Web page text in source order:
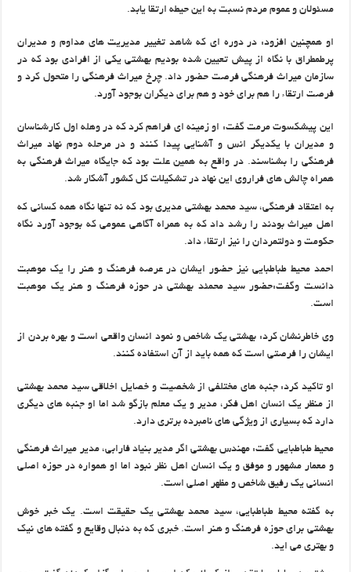
مسئولان و عموم مردم نسبت به این حیطه ارتقا یابد.
او همچنین افزود: در دوره ای که شاهد تغییر مدیریت های مداوم و مدیران
پرطمطراق با نگاه از پیش تعیین شده بودیم بهشتی یکی از افرادی بود که در
سازمان میراث فرهنگی فرصت حضور داد. چرخ میراث فرهنگی را متحول کرد و
فرصت ارتقاء را هم برای خود و هم برای دیگران بوجود آورد.
این پیشکسوت مرمت گفت: او زمینه ای فراهم کرد که در وهله اول کارشناسان
و مدیران با یکدیگر انس و آشنایی پیدا کنند و در مرحله دوم نهاد میراث
فرهنگی را بشناسند. در واقع به همین علت بود که جایگاه میراث فرهنگی به
همراه چالش های فراروی این نهاد در تشکیلات کل کشور آشکار شد.
به اعتقاد فرهنگی، سید محمد بهشتی مدیری بود که نه تنها نگاه همه کسانی که
اهل میراث بودند را رشد داد که به همراه آگاهی عمومی که بوجود آورد نگاه
حکومت و دولتمردان را نیز ارتقاء داد.
احمد محیط طباطبایی نیز حضور ایشان در عرصه فرهنگ و هنر را یک موهبت
دانست وگفت:حضور سید محمئد بهشتی در حوزه فرهنگ و هنر یک موهبت
است.
وی خاطرنشان کرد: بهشتی یک شاخص و نمود انسان واقعی است و بهره بردن از
ایشان را فرصتی است که همه باید از آن استفاده کنند.
او تاکید کرد: جنبه های مختلفی از شخصیت و خصایل اخلاقی سید محمد بهشتی
از منظر یک انسان اهل فکر، مدیر و یک معلم بازگو شد اما او جنبه های دیگری
دارد که بسیاری از ویژگی های نامبرده برتری دارد.
محیط طباطبایی گفت: مهندس بهشتی اگر مدیر بنیاد فارابی، مدیر میراث فرهنگی
و معمار مشهور و موفق و یک انسان اهل نظر نبود اما او همواره در حوزه اصلی
انسانی یک رفیق شاخص و مظهر اصلی است.
به گفته محیط طباطبایی، سید محمد بهشتی یک حقیقت است. یک خبر خوش
بهشتی برای حوزه فرهنگ و هنر است. خبری که به دنبال وقایع و گفته های نیک
و بهتری می اید.